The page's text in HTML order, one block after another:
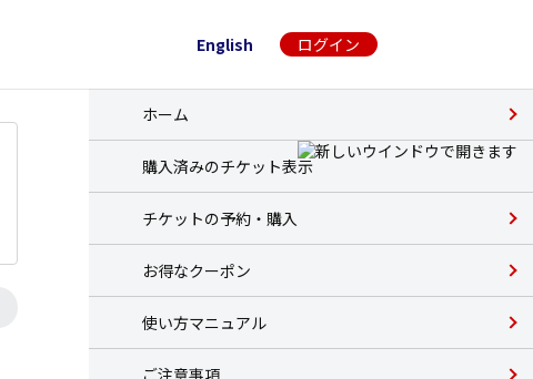
English ログイン
ホーム
購入済みのチケット表示
チケットの予約・購入
お得なクーポン
使い方マニュアル
ご注意事項